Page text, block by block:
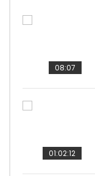
08:07
01:02:12